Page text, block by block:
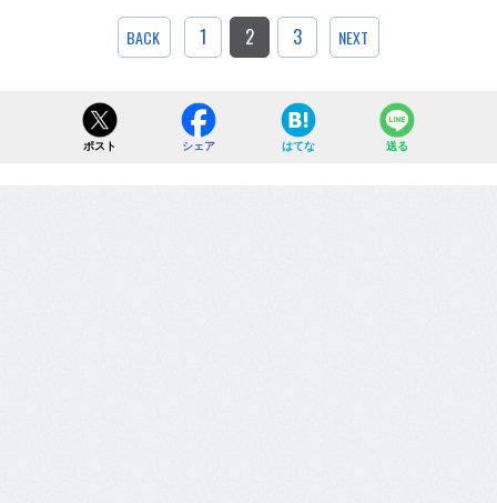
BACK 1 2 3 NEXT
ポスト シェア はてな 送る